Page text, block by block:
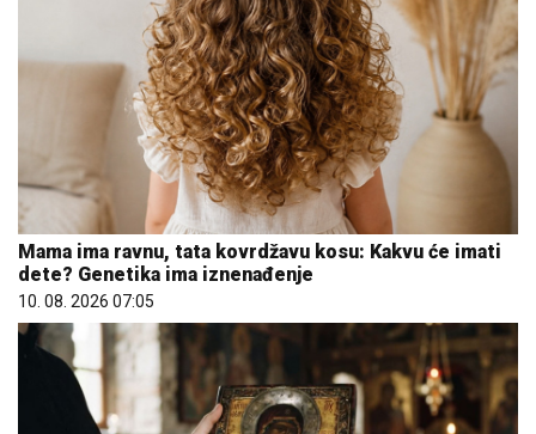
Mama ima ravnu, tata kovrdžavu kosu: Kakvu će imati
dete? Genetika ima iznenađenje
10. 08. 2026 07:05